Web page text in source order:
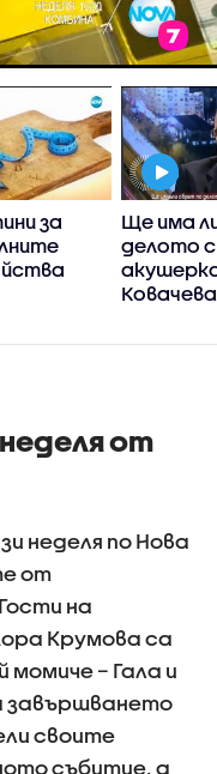
за
Ще има
делото
от
неделя по Нова
от
на
Крумова са
– Гала и
завършването
своите
събитие, а